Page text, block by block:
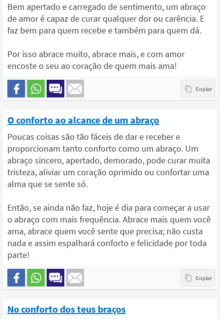
Bem apertado e carregado de sentimento, um abraço
de amor é capaz de curar qualquer dor ou carência. E
faz bem para quem recebe e também para quem dá.
Por isso abrace muito, abrace mais, e com amor
encoste o seu ao coração de quem mais ama!
O conforto ao alcance de um abraço
Poucas coisas são tão fáceis de dar e receber e
proporcionam tanto conforto como um abraço. Um
abraço sincero, apertado, demorado, pode curar muita
tristeza, aliviar um coração oprimido ou confortar uma
alma que se sente só.
Então, se ainda não faz, hoje é dia para começar a usar
o abraço com mais frequência. Abrace mais quem você
ama, abrace quem você sente que precisa; não custa
nada e assim espalhará conforto e felicidade por toda
parte!
No conforto dos teus braços